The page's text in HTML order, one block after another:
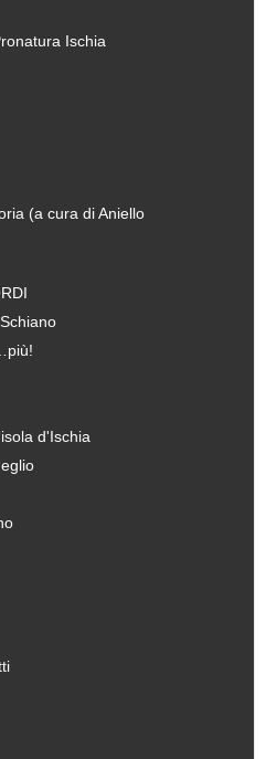
Ischia
(a cura di Aniello
d'Ischia